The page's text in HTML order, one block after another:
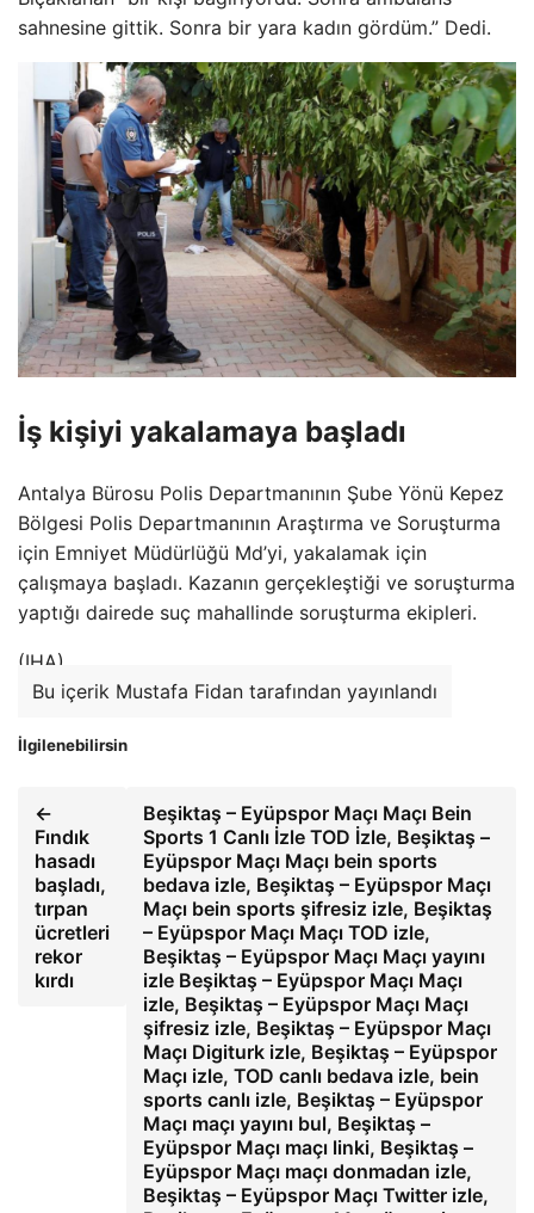
sahnesine gittik. Sonra bir yara kadın gördüm.” Dedi.
İş kişiyi yakalamaya başladı
Antalya Bürosu Polis Departmanının Şube Yönü Kepez
Bölgesi Polis Departmanının Araştırma ve Soruşturma
için Emniyet Müdürlüğü Md’yi, yakalamak için
çalışmaya başladı. Kazanın gerçekleştiği ve soruşturma
yaptığı dairede suç mahallinde soruşturma ekipleri.
(IHA)
Bu içerik Mustafa Fidan tarafından yayınlandı
İlgilenebilirsin
←
Fındık
hasadı
başladı,
tırpan
ücretleri
rekor
kırdı
Beşiktaş – Eyüpspor Maçı Maçı Bein
Sports 1 Canlı İzle TOD İzle, Beşiktaş –
Eyüpspor Maçı Maçı bein sports
bedava izle, Beşiktaş – Eyüpspor Maçı
Maçı bein sports şifresiz izle, Beşiktaş
– Eyüpspor Maçı Maçı TOD izle,
Beşiktaş – Eyüpspor Maçı Maçı yayını
izle Beşiktaş – Eyüpspor Maçı Maçı
izle, Beşiktaş – Eyüpspor Maçı Maçı
şifresiz izle, Beşiktaş – Eyüpspor Maçı
Maçı Digiturk izle, Beşiktaş – Eyüpspor
Maçı izle, TOD canlı bedava izle, bein
sports canlı izle, Beşiktaş – Eyüpspor
Maçı maçı yayını bul, Beşiktaş –
Eyüpspor Maçı maçı linki, Beşiktaş –
Eyüpspor Maçı maçı donmadan izle,
Beşiktaş – Eyüpspor Maçı Twitter izle,